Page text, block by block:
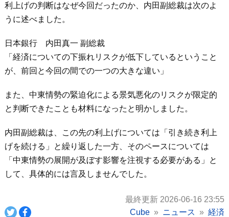
利上げの判断はなぜ今回だったのか、内田副総裁は次のよ
うに述べました。
日本銀行 内田真一 副総裁
「経済についての下振れリスクが低下しているということ
が、前回と今回の間での一つの大きな違い」
また、中東情勢の緊迫化による景気悪化のリスクが限定的
と判断できたことも材料になったと明かしました。
内田副総裁は、この先の利上げについては「引き続き利上
げを続ける」と繰り返した一方、そのペースについては
「中東情勢の展開が及ぼす影響を注視する必要がある」と
して、具体的には言及しませんでした。
最終更新 2026-06-16 23:55
Cube
ニュース 経済